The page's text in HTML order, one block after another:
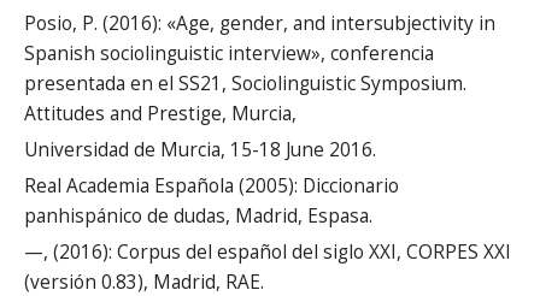
Posio, P. (2016): «Age, gender, and intersubjectivity in
Spanish sociolinguistic interview», conferencia
presentada en el SS21, Sociolinguistic Symposium.
Attitudes and Prestige, Murcia,
Universidad de Murcia, 15-18 June 2016.
Real Academia Española (2005): Diccionario
panhispánico de dudas, Madrid, Espasa.
—, (2016): Corpus del español del siglo XXI, CORPES XXI
(versión 0.83), Madrid, RAE.